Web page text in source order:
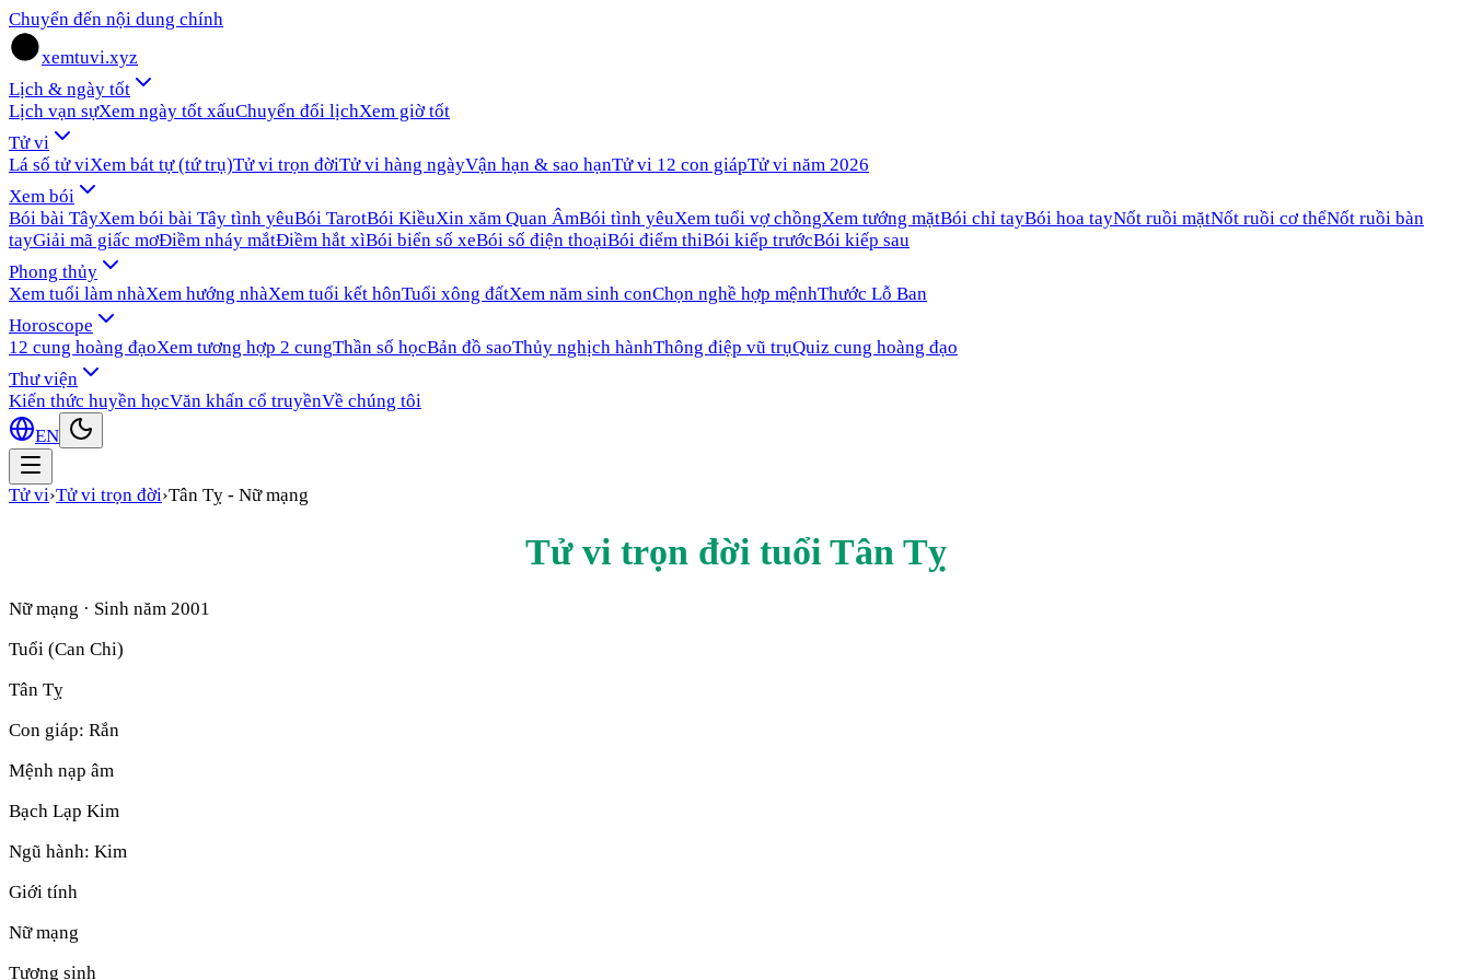
Chuyển đến nội dung chính
xemtuvi.xyz
Lịch & ngày tốt
Lịch vạn sựXem ngày tốt xấuChuyển đổi lịchXem giờ tốt
Tử vi
Lá số tử viXem bát tự (tứ trụ)Tử vi trọn đờiTử vi hàng ngàyVận hạn & sao hạnTử vi 12 con giápTử vi năm 2026
Xem bói
Bói bài TâyXem bói bài Tây tình yêuBói TarotBói KiềuXin xăm Quan ÂmBói tình yêuXem tuổi vợ chồngXem tướng mặtBói chỉ tayBói hoa tayNốt ruồi mặtNốt ruồi cơ thểNốt ruồi bàn
tayGiải mã giấc mơĐiềm nháy mắtĐiềm hắt xìBói biển số xeBói số điện thoạiBói điểm thiBói kiếp trướcBói kiếp sau
Phong thủy
Xem tuổi làm nhàXem hướng nhàXem tuổi kết hônTuổi xông đấtXem năm sinh conChọn nghề hợp mệnhThước Lỗ Ban
Horoscope
12 cung hoàng đạoXem tương hợp 2 cungThần số họcBản đồ saoThủy nghịch hànhThông điệp vũ trụQuiz cung hoàng đạo
Thư viện
Kiến thức huyền họcVăn khấn cổ truyềnVề chúng tôi
EN
Tử vi›Tử vi trọn đời›Tân Tỵ - Nữ mạng
Tử vi trọn đời tuổi Tân Tỵ
Nữ mạng · Sinh năm 2001
Tuổi (Can Chi)
Tân Tỵ
Con giáp: Rắn
Mệnh nạp âm
Bạch Lạp Kim
Ngũ hành: Kim
Giới tính
Nữ mạng
Tương sinh